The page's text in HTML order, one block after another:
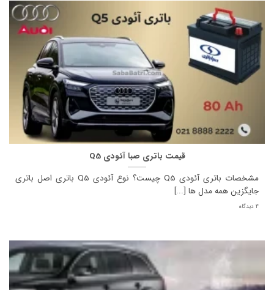
قیمت باتری صبا آئودی Q5
مشخصات باتری آئودی Q5 چیست؟ نوع آئودی Q5 باتری اصل باتری
جایگزین همه مدل ها [...]
4 دیدگاه